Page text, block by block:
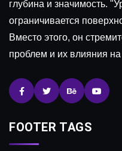
глубина и значимость.
ограничивается
Вместо этого, он
проблем и их влияния
FOOTER TAGS